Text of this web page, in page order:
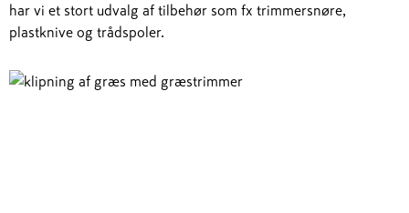
har vi et stort udvalg af tilbehør som fx trimmersnøre,
plastknive og trådspoler.